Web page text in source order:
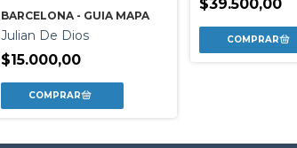
BARCELONA - GUIA MAPA
Julian De Dios
$15.000,00
$39.500,00